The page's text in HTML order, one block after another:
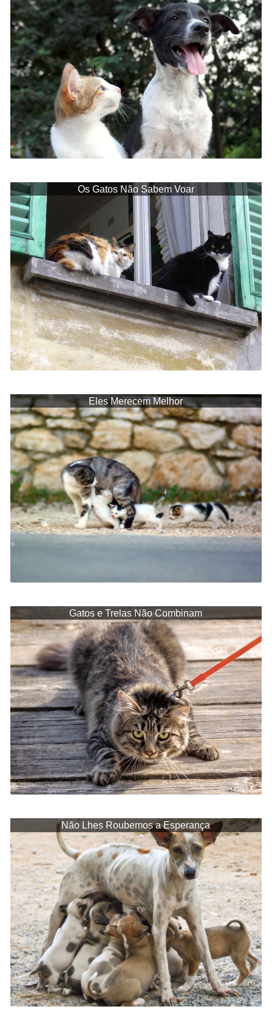
Os Gatos Não Sabem Voar
Eles Merecem Melhor
Gatos e Trelas Não Combinam
Não Lhes Roubemos a Esperança